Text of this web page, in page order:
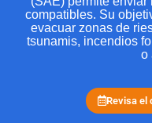
compatibles. Su
evacuar zonas de
tsunamis, incendios
o
Revisa el